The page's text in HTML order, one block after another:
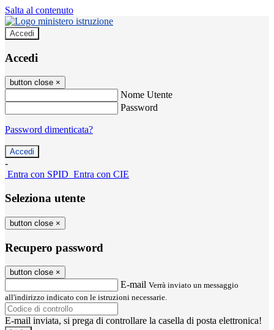
Salta al contenuto
Accedi
Accedi
button close ×
Nome Utente
Password
Password dimenticata?
-
Entra con SPID Entra con CIE
Seleziona utente
button close ×
Recupero password
button close ×
E-mail Verrà inviato un messaggio
all'indirizzo indicato con le istruzioni necessarie.
E-mail inviata, si prega di controllare la casella di posta elettronica!